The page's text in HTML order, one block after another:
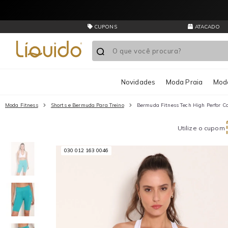
CUPONS ATACADO
Novidades Moda Praia
Moda Fitness Shorts e Bermuda Para Treino Bermuda Fitness Tech High Perfor
Utilize o cupom
030 012 163 0046